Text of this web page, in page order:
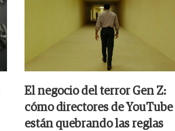
El negocio del terror Gen Z:
cómo directores de YouTube
están quebrando las reglas